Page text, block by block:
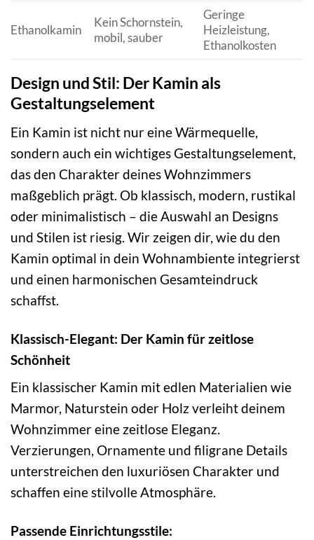
Ethanolkamin
Kein Schornstein,
mobil, sauber
Geringe
Heizleistung,
Ethanolkosten
Design und Stil: Der Kamin als
Gestaltungselement
Ein Kamin ist nicht nur eine Wärmequelle,
sondern auch ein wichtiges Gestaltungselement,
das den Charakter deines Wohnzimmers
maßgeblich prägt. Ob klassisch, modern, rustikal
oder minimalistisch – die Auswahl an Designs
und Stilen ist riesig. Wir zeigen dir, wie du den
Kamin optimal in dein Wohnambiente integrierst
und einen harmonischen Gesamteindruck
schaffst.
Klassisch-Elegant: Der Kamin für zeitlose
Schönheit
Ein klassischer Kamin mit edlen Materialien wie
Marmor, Naturstein oder Holz verleiht deinem
Wohnzimmer eine zeitlose Eleganz.
Verzierungen, Ornamente und filigrane Details
unterstreichen den luxuriösen Charakter und
schaffen eine stilvolle Atmosphäre.
Passende Einrichtungsstile: